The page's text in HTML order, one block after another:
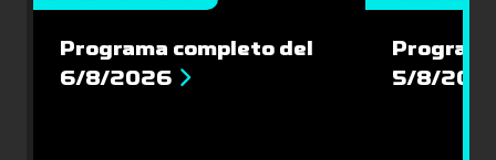
Programa completo del
6/8/2026
5/8/